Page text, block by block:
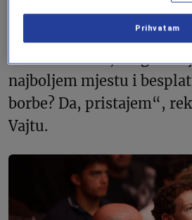
Rogan je prvih 13 UFC
besplatno. „Čekaj malo,
najboljem mjestu i
borbe? Da, pristajem“,
Vajtu.
Prihvatam